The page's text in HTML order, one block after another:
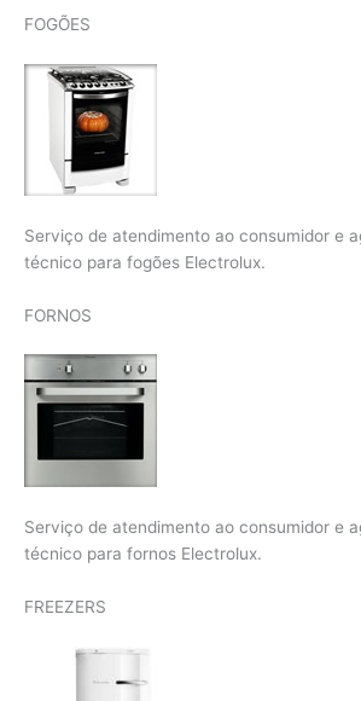
FOGÕES
Serviço de atendimento ao consumidor e
técnico para fogões Electrolux.
FORNOS
Serviço de atendimento ao consumidor e
técnico para fornos Electrolux.
FREEZERS